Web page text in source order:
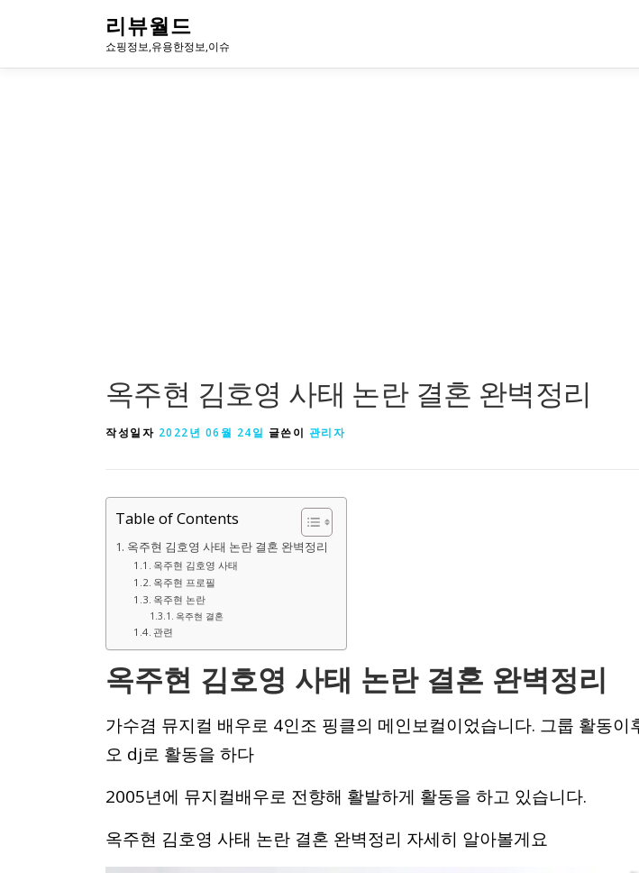
로
리뷰월드
쇼핑정보,유용한정보,이슈
옥주현 김호영 사태 논란 결혼 완벽정리
작성일자 2022년 06월 24일 글쓴이 관리자
Table of Contents
옥주현 김호영 사태 논란 결혼 완벽정리
옥주현 김호영 사태
옥주현 프로필
옥주현 논란
옥주현 결혼
관련
옥주현 김호영 사태 논란 결혼 완벽정리
가수겸 뮤지컬 배우로 4인조 핑클의 메인보컬이었습니다. 그룹 활동이
오 dj로 활동을 하다
2005년에 뮤지컬배우로 전향해 활발하게 활동을 하고 있습니다.
옥주현 김호영 사태 논란 결혼 완벽정리 자세히 알아볼게요